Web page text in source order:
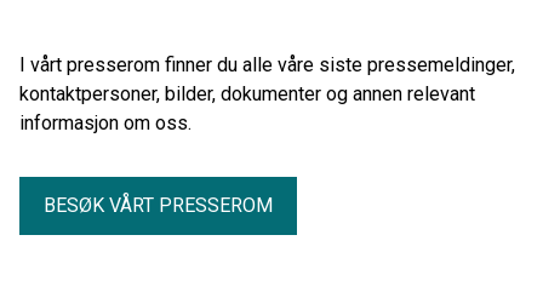
ansvaret for konsekvensene av en urettmessig
straffeforfølgning.
I vårt presserom finner du alle våre siste pressemeldinger,
kontaktpersoner, bilder, dokumenter og annen relevant
informasjon om oss.
BESØK VÅRT PRESSEROM